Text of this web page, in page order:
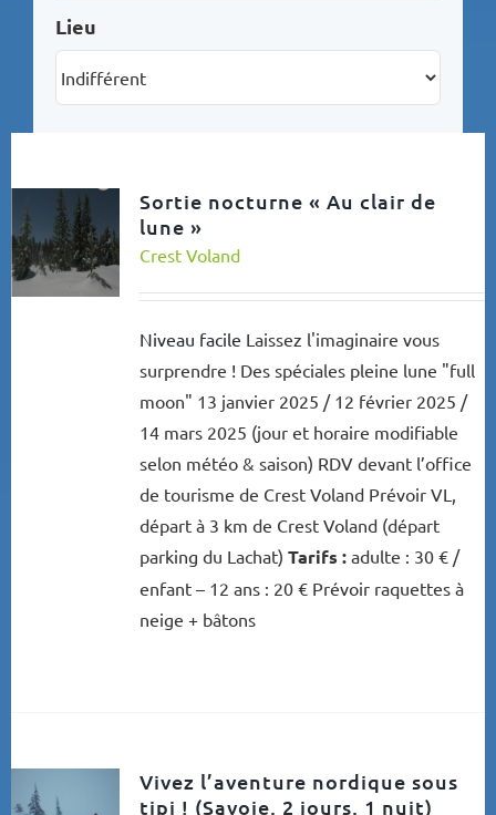
Lieu
Sortie nocturne « Au clair de
lune »
Crest Voland
Niveau facile Laissez l'imaginaire vous
surprendre ! Des spéciales pleine lune "full
moon" 13 janvier 2025 / 12 février 2025 /
14 mars 2025 (jour et horaire modifiable
selon météo & saison) RDV devant l’office
de tourisme de Crest Voland Prévoir VL,
départ à 3 km de Crest Voland (départ
parking du Lachat) Tarifs :adulte : 30 € /
enfant – 12 ans : 20 € Prévoir raquettes à
neige + bâtons
Vivez l’aventure nordique sous
tipi ! (Savoie, 2 jours, 1 nuit)